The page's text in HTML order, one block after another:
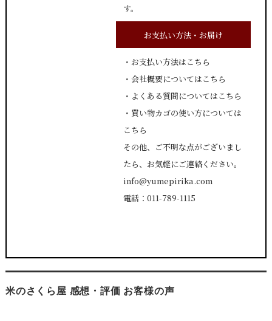
す。
お支払い方法・お届け
・ お支払い方法はこちら
・ 会社概要についてはこちら
・ よくある質問についてはこちら
・ 買い物カゴの使い方については
こちら
その他、ご不明な点がございまし
たら、お気軽にご連絡ください。
info@yumepirika.com
電話：011-789-1115
米のさくら屋 感想・評価 お客様の声